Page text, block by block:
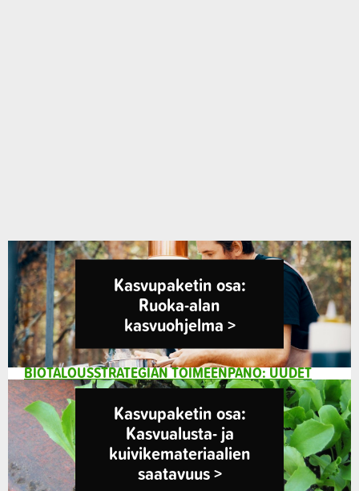
BIOTALOUSSTRATEGIAN TOIMEENPANO: UUDET
KASVUTOIMET
KASVUPAKETIN OSA: RUOKA-ALAN KASVUOHJELMA ›
KASVUPAKETIN OSA: KASVUALUSTA- JA
KUIVIKEMATERIAALIEN SAATAVUUS​ ›
Kasvupaketin osa:
Ruoka-alan
kasvuohjelma​ >
Kasvupaketin osa:
Kasvualusta- ja
kuivikemateriaalien
saatavuus​ >